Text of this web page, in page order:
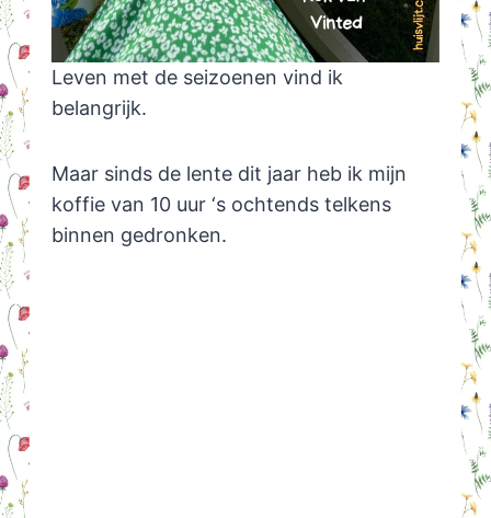
Leven met de seizoenen vind ik
belangrijk.
Maar sinds de lente dit jaar heb ik mijn
koffie van 10 uur ‘s ochtends telkens
binnen gedronken.